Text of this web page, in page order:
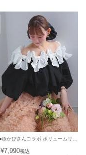
¥7,990税込